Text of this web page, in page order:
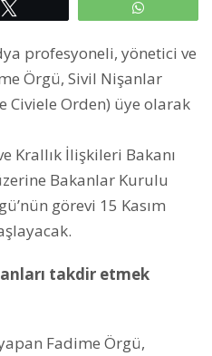
profesyoneli, yönetici ve
Örgü, Sivil Nişanlar
Civiele Orden) üye olarak
Krallık İlişkileri Bakanı
Bakanlar Kurulu
görevi 15 Kasım
takdir etmek
Fadime Örgü,